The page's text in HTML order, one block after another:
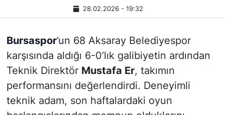
28.02.2026 - 19:32
Bursaspor’un 68 Aksaray Belediyespor
karşısında aldığı 6-0’lık galibiyetin ardından
Teknik Direktör Mustafa Er, takımın
performansını değerlendirdi. Deneyimli
teknik adam, son haftalardaki oyun